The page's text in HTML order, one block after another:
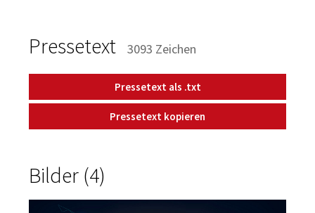
Pressetext 3093 Zeichen
Pressetext als .txt
Pressetext kopieren
Bilder (4)